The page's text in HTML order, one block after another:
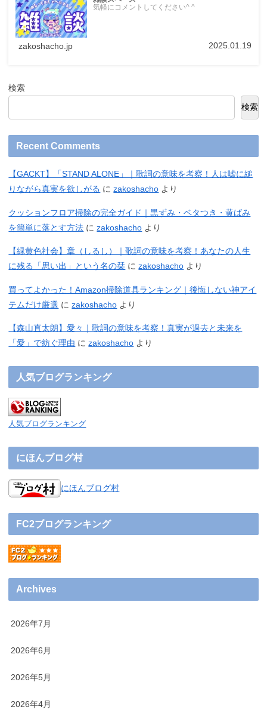
気軽にコメントしてください^ ^
zakoshacho.jp 2025.01.19
検索
検索
Recent Comments
【GACKT】「STAND ALONE」｜歌詞の意味を考察！人は嘘に縋
りながら真実を欲しがる にzakoshacho より
クッションフロア掃除の完全ガイド｜黒ずみ・ベタつき・黄ばみ
を簡単に落とす方法 にzakoshacho より
【緑黄色社会】章（しるし）｜歌詞の意味を考察！あなたの人生
に残る「思い出」という名の栞 にzakoshacho より
買ってよかった！Amazon掃除道具ランキング｜後悔しない神アイ
テムだけ厳選 にzakoshacho より
【森山直太朗】愛々｜歌詞の意味を考察！真実が過去と未来を
「愛」で紡ぐ理由 にzakoshacho より
人気ブログランキング
人気ブログランキング
にほんブログ村
にほんブログ村
FC2ブログランキング
Archives
2026年7月
2026年6月
2026年5月
2026年4月